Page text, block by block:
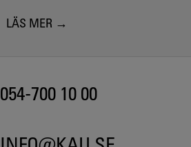
LÄS MER
054-700 10 00